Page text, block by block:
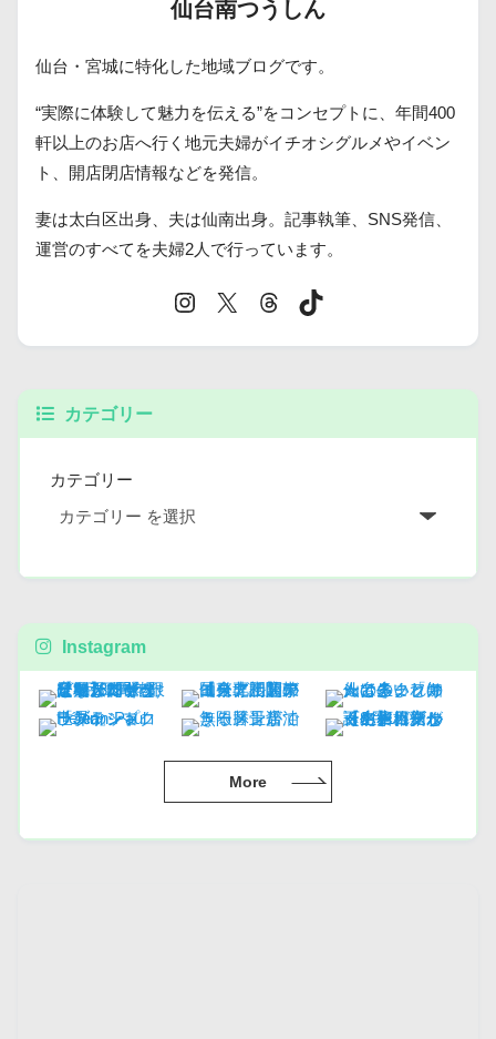
仙台南つうしん
仙台・宮城に特化した地域ブログです。
“実際に体験して魅力を伝える”をコンセプトに、年間400
軒以上のお店へ行く地元夫婦がイチオシグルメやイベン
ト、開店閉店情報などを発信。
妻は太白区出身、夫は仙南出身。記事執筆、SNS発信、
運営のすべてを夫婦2人で行っています。
カテゴリー
カテゴリー
Instagram
More